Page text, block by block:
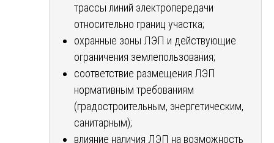
трассы линий электропередачи
относительно границ участка;
охранные зоны ЛЭП и действующие
ограничения землепользования;
соответствие размещения ЛЭП
нормативным требованиям
(градостроительным, энергетическим,
санитарным);
влияние наличия ЛЭП на возможность